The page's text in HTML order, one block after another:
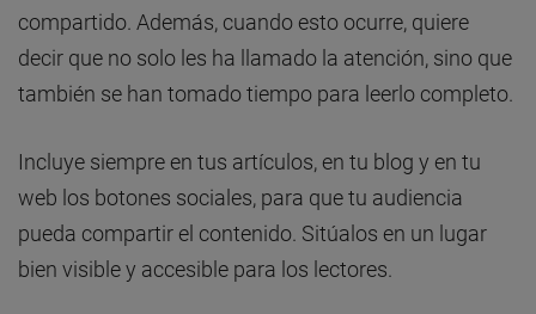
compartido. Además, cuando esto ocurre, quiere
decir que no solo les ha llamado la atención, sino que
también se han tomado tiempo para leerlo completo.
Incluye siempre en tus artículos, en tu blog y en tu
web los botones sociales, para que tu audiencia
pueda compartir el contenido. Sitúalos en un lugar
bien visible y accesible para los lectores.